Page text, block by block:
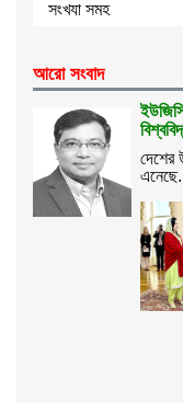
আরো সংবাদ
দেশের